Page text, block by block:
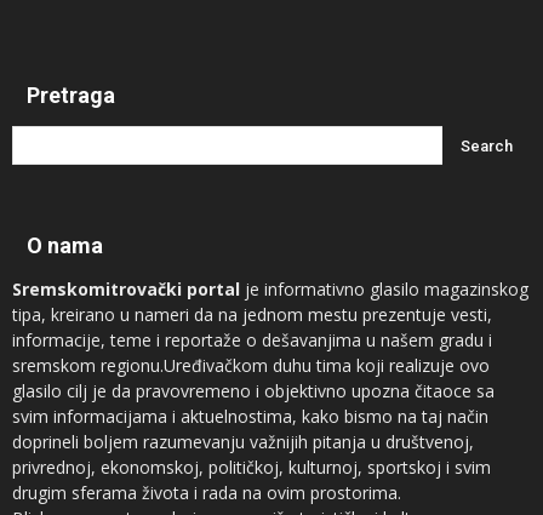
Pretraga
O nama
Sremskomitrovački portal je informativno glasilo magazinskog
tipa, kreirano u nameri da na jednom mestu prezentuje vesti,
informacije, teme i reportaže o dešavanjima u našem gradu i
sremskom regionu.Uređivačkom duhu tima koji realizuje ovo
glasilo cilj je da pravovremeno i objektivno upozna čitaoce sa
svim informacijama i aktuelnostima, kako bismo na taj način
doprineli boljem razumevanju važnijih pitanja u društvenoj,
privrednoj, ekonomskoj, političkoj, kulturnoj, sportskoj i svim
drugim sferama života i rada na ovim prostorima.